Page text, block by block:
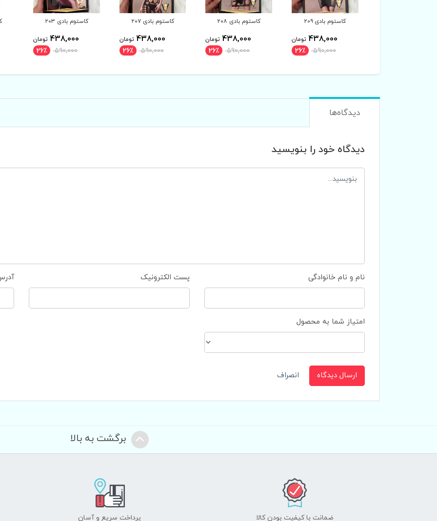
کاستوم بادی ۲۰۸
438,000 تومان
590,000 26٪
کاستوم بادی ۲۰۷
438,000 تومان
590,000 26٪
کاستوم بادی ۲۰۳
438,000 تومان
590,000 26٪
کاستوم بادی ۲۰۲
438,000 تومان
590,000 26٪
دیدگاه‌ها
دیدگاه خود را بنویسید
نام و نام خانوادگی پست الکترونیک
امتیاز شما به محصول
ارسال دیدگاه انصراف
برگشت به بالا
ضمانت با کیفیت بودن کالا پرداخت سریع و آسان